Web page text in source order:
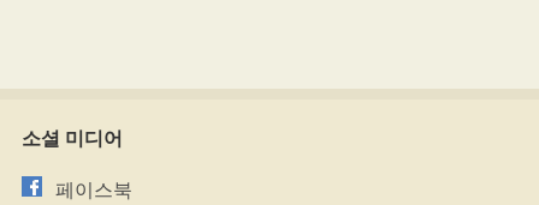
소셜 미디어
페이스북